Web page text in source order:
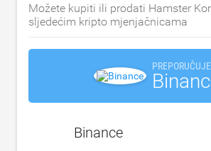
Možete kupiti ili prodati Hamster
sljedećim kripto mjenjačnicama
Binance